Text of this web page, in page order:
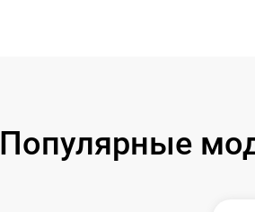
Популярные